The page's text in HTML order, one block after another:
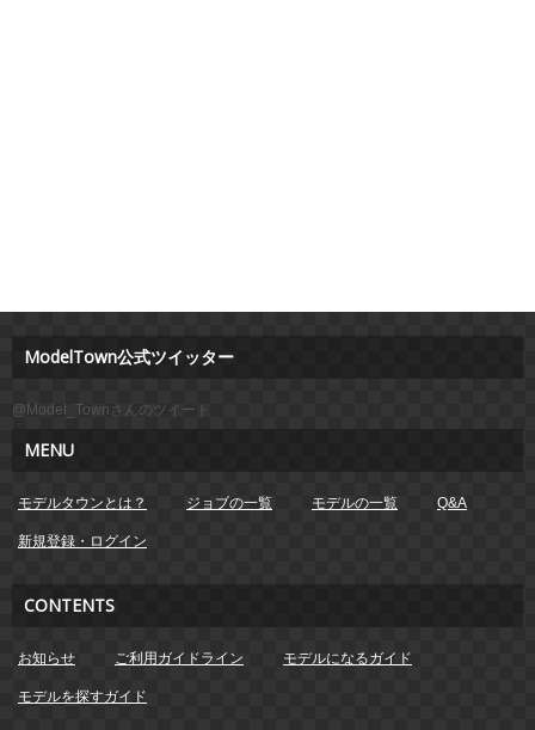
ModelTown公式ツイッター
@Model_Townさんのツイート
MENU
モデルタウンとは？ ジョブの一覧 モデルの一覧 Q&A
新規登録・ログイン
CONTENTS
お知らせ ご利用ガイドライン モデルになるガイド
モデルを探すガイド